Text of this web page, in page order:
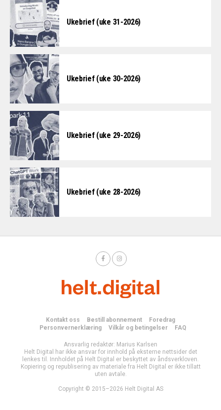
Ukebrief (uke 31-2026)
Ukebrief (uke 30-2026)
Ukebrief (uke 29-2026)
Ukebrief (uke 28-2026)
Kontakt oss Bestill abonnement
Foredrag
Personvernerklæring
Vilkår og betingelser FAQ
Ansvarlig redaktør: Marius Karlsen
Helt Digital har ikke ansvar for innhold på eksterne nettsider det
lenkes til. Innholdet på Helt Digital er beskyttet av åndsverkloven.
Kopiering og republisering av materiale fra Helt Digital er ikke tillatt
uten avtale.
Copyright © 2015–2026 Helt Digital AS